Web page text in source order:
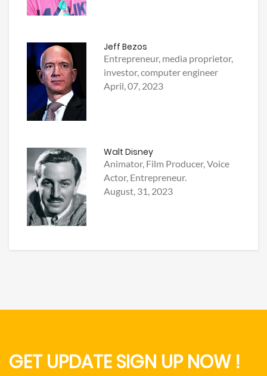
Jeff Bezos
Entrepreneur, media proprietor,
investor, computer engineer
April, 07, 2023
Walt Disney
Animator, Film Producer, Voice
Actor, Entrepreneur.
August, 31, 2023
GET UPDATE SIGN UP NOW !